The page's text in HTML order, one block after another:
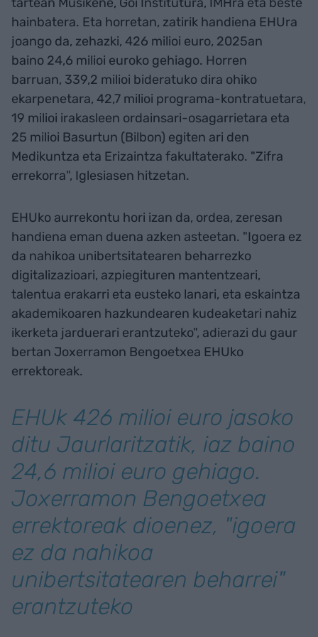
hainbatera. Eta horretan, zatirik handiena EHUra
joango da, zehazki, 426 milioi euro, 2025an
baino 24,6 milioi euroko gehiago. Horren
barruan, 339,2 milioi bideratuko dira ohiko
ekarpenetara, 42,7 milioi programa-kontratuetara,
19 milioi irakasleen ordainsari-osagarrietara eta
25 milioi Basurtun (Bilbon) egiten ari den
Medikuntza eta Erizaintza fakultaterako. "Zifra
errekorra", Iglesiasen hitzetan.
EHUko aurrekontu hori izan da, ordea, zeresan
handiena eman duena azken asteetan. "Igoera ez
da nahikoa unibertsitatearen beharrezko
digitalizazioari, azpiegituren mantentzeari,
talentua erakarri eta eusteko lanari, eta eskaintza
akademikoaren hazkundearen kudeaketari nahiz
ikerketa jarduerari erantzuteko", adierazi du gaur
bertan Joxerramon Bengoetxea EHUko
errektoreak.
EHUk 426 milioi euro jasoko
ditu Jaurlaritzatik, iaz baino
24,6 milioi euro gehiago.
Joxerramon Bengoetxea
errektoreak dioenez, "igoera
ez da nahikoa
unibertsitatearen beharrei"
erantzuteko